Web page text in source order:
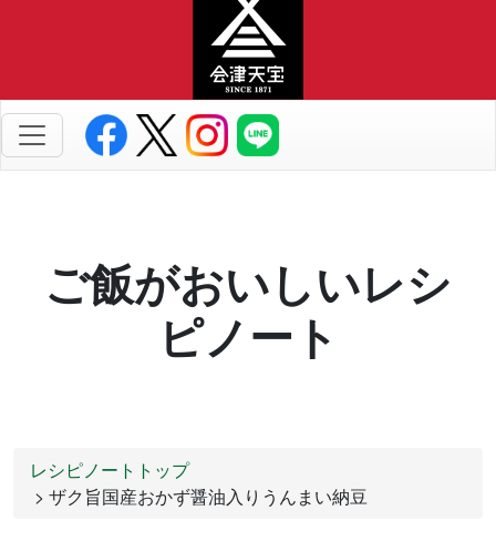
ご飯がおいしいレシ
ピノート
レシピノートトップ
> ザク旨国産おかず醤油入りうんまい納豆